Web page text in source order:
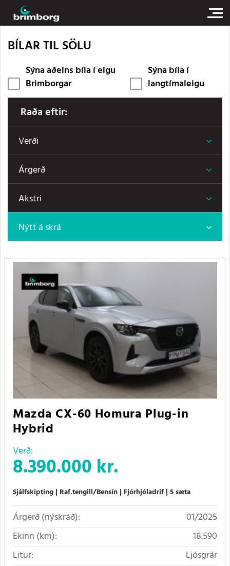
BÍLAR TIL SÖLU
Sýna aðeins bíla í eigu
Brimborgar
Sýna bíla í
langtímaleigu
Raða eftir:
Verði
Árgerð
Akstri
Nýtt á skrá
Mazda CX-60 Homura Plug-in
Hybrid
Verð:
8.390.000 kr.
Sjálfskipting Raf.tengill/Bensín Fjórhjóladrif 5 sæta
Árgerð (nýskráð):
01/2025
Ekinn (km):
18.590
Litur:
Ljósgrár